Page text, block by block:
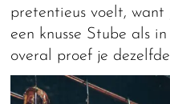
pretentieus voelt,
een knusse Stube als
overal proef je